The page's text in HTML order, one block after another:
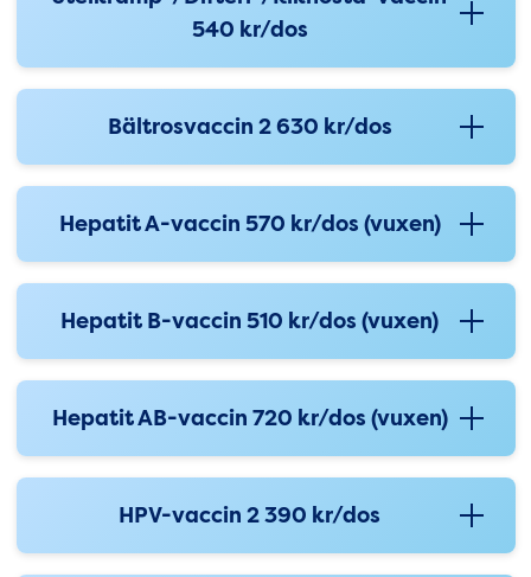
540 kr/dos
Bältrosvaccin 2 630 kr/dos
Hepatit A-vaccin 570 kr/dos (vuxen)
Hepatit B-vaccin 510 kr/dos (vuxen)
Hepatit AB-vaccin 720 kr/dos (vuxen)
HPV-vaccin 2 390 kr/dos